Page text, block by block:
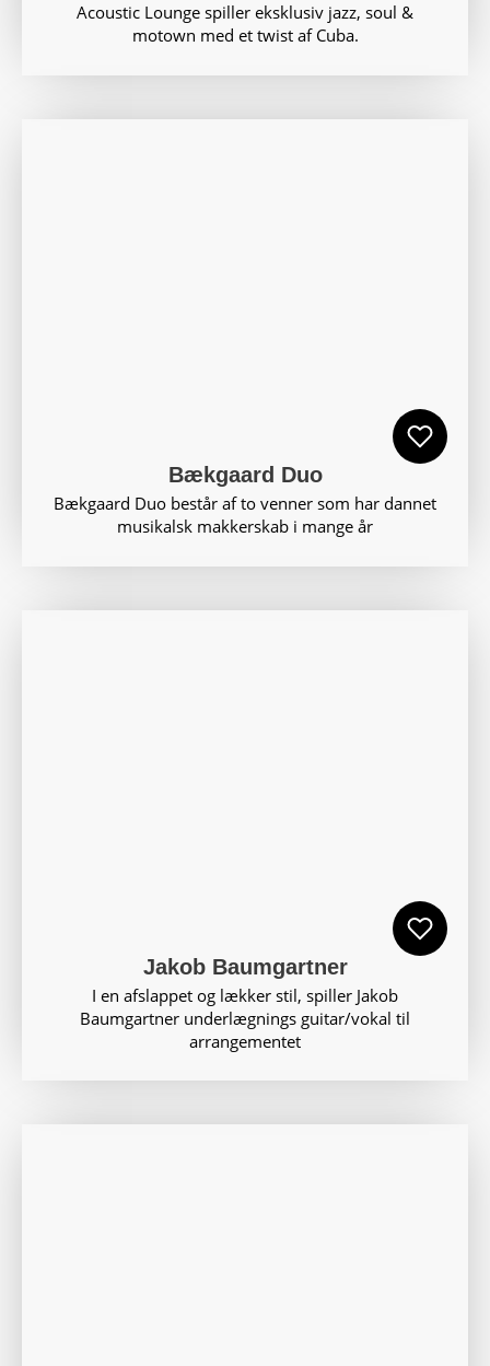
Acoustic Lounge spiller eksklusiv jazz, soul &
motown med et twist af Cuba.
Bækgaard Duo
Bækgaard Duo består af to venner som har dannet
musikalsk makkerskab i mange år
Jakob Baumgartner
I en afslappet og lækker stil, spiller Jakob
Baumgartner underlægnings guitar/vokal til
arrangementet